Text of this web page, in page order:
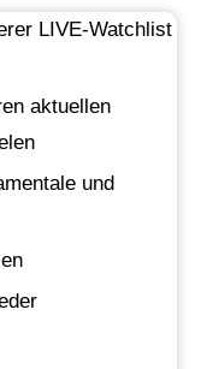
LIVE-Watchlist
aktuellen
und